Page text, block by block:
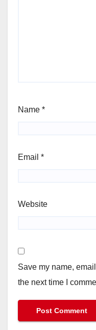
Name *
Email *
Website
Save my name,
the next time I